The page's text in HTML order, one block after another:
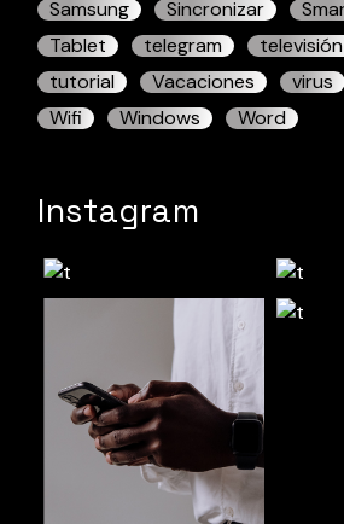
Samsung Sincronizar
Tablet
telegram televisión
tutorial
Vacaciones virus
Wifi
Windows Word
Instagram